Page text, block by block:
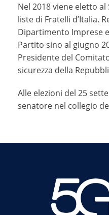
Nel 2018 viene eletto
liste di Fratelli d’Italia.
Dipartimento Imprese
Partito sino al giugno
Presidente del
sicurezza della
Alle elezioni del 25
senatore nel collegio